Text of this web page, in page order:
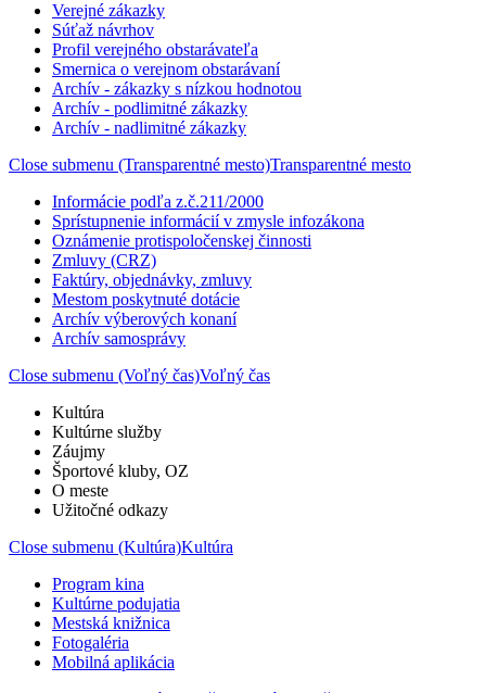
Verejné zákazky
Súťaž návrhov
Profil verejného obstarávateľa
Smernica o verejnom obstarávaní
Archív - zákazky s nízkou hodnotou
Archív - podlimitné zákazky
Archív - nadlimitné zákazky
Close submenu (Transparentné mesto)Transparentné mesto
Informácie podľa z.č.211/2000
Sprístupnenie informácií v zmysle infozákona
Oznámenie protispoločenskej činnosti
Zmluvy (CRZ)
Faktúry, objednávky, zmluvy
Mestom poskytnuté dotácie
Archív výberových konaní
Archív samosprávy
Close submenu (Voľný čas)Voľný čas
Kultúra
Kultúrne služby
Záujmy
Športové kluby, OZ
O meste
Užitočné odkazy
Close submenu (Kultúra)Kultúra
Program kina
Kultúrne podujatia
Mestská knižnica
Fotogaléria
Mobilná aplikácia